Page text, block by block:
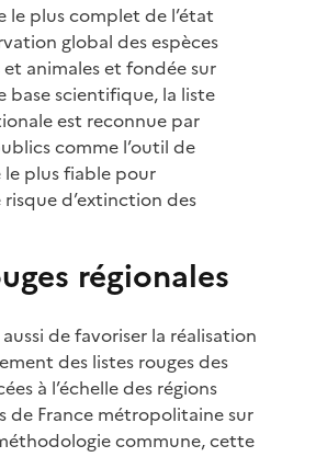
le plus complet de l’état
global des espèces
animales et fondée sur
base scientifique, la liste
est reconnue par
comme l’outil de
le plus fiable pour
risque d’extinction des
régionales
de favoriser la réalisation
des listes rouges des
à l’échelle des régions
de France métropolitaine sur
commune, cette